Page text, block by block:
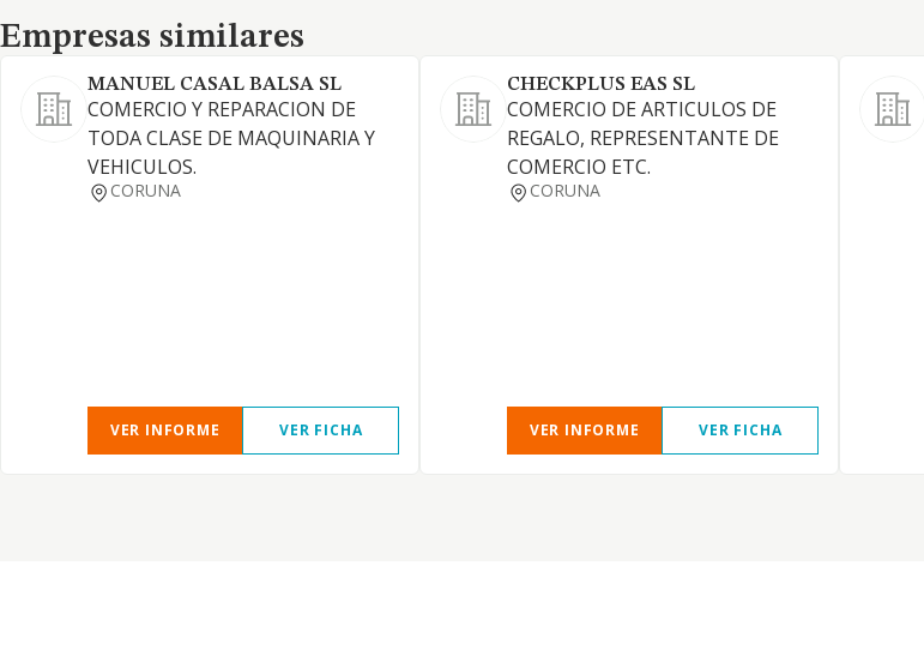
Empresas similares
Empresas similares
MANUEL CASAL BALSA SL
COMERCIO Y REPARACION DE
TODA CLASE DE MAQUINARIA Y
VEHICULOS.
CORUNA
VER INFORME VER FICHA
CHECKPLUS EAS SL
COMERCIO DE ARTICULOS DE
REGALO, REPRESENTANTE DE
COMERCIO ETC.
CORUNA
VER INFORME VER FICHA